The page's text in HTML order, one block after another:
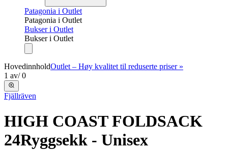
Patagonia i Outlet
Patagonia i Outlet
Bukser i Outlet
Bukser i Outlet
HovedinnholdOutlet – Høy kvalitet til reduserte priser »
1 av/ 0
Fjällräven
HIGH COAST FOLDSACK
24Ryggsekk - Unisex